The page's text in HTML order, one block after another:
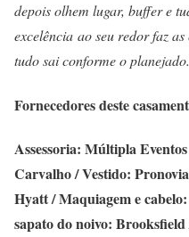
depois olhem lugar, buffer e
excelência ao seu redor faz
tudo sai conforme o
Fornecedores deste
Assessoria: Múltipla
Carvalho / Vestido:
Hyatt / Maquiagem e
sapato do noivo: